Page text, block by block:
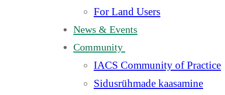
For Land Users
News & Events
Community
IACS Community of Practice
Sidusrühmade kaasamine